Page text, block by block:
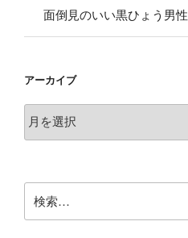
面倒見のいい黒ひょう男性
アーカイブ
ー
索: